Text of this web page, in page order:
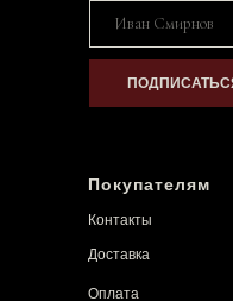
Контакты
Доставка
Оплата
Покупателям